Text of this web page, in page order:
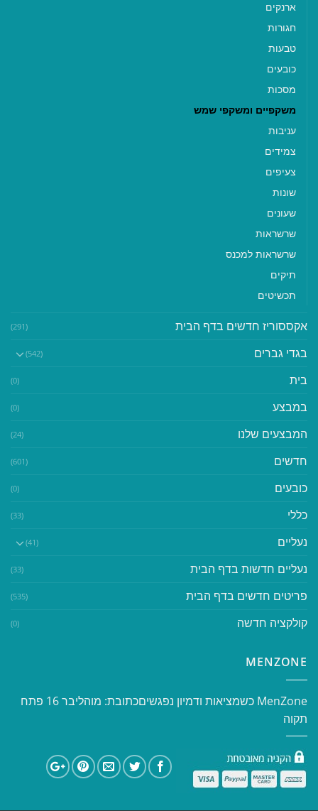
ארנקים
חגורות
טבעות
כובעים
מסכות
משקפיים ומשקפי שמש
עניבות
צמידים
צעיפים
שונות
שעונים
שרשראות
שרשראות למכנס
תיקים
תכשיטים
אקססוריז חדשים בדף הבית (291)
בגדי גברים (542)
בית (0)
במבצע (0)
המבצעים שלנו (24)
חדשים (601)
כובעים (0)
כללי (33)
נעליים (41)
נעליים חדשות בדף הבית (33)
פריטים חדשים בדף הבית (535)
קולקציה חדשה (0)
MENZONE
​​MenZone כשמציאות ודמיון נפגשים​ כתובת: מוהליבר 16 פתח
תקוה